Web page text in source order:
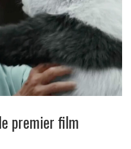
premier film